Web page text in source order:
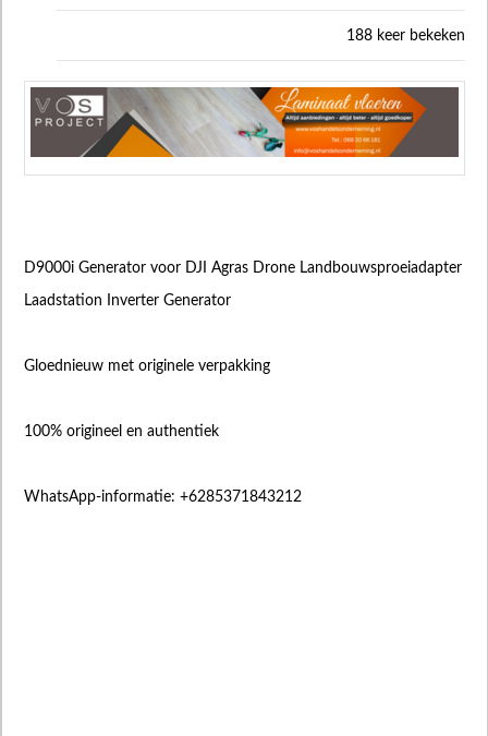
188 keer bekeken
D9000i Generator voor DJI Agras Drone Landbouwsproeiadapter
Laadstation Inverter Generator
Gloednieuw met originele verpakking
100% origineel en authentiek
WhatsApp-informatie: +6285371843212